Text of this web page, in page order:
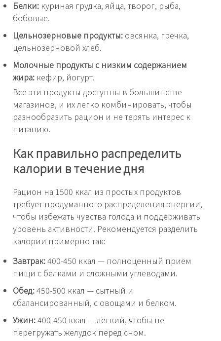
Белки: куриная грудка, яйца, творог, рыба,
бобовые.
Цельнозерновые продукты: овсянка, гречка,
цельнозерновой хлеб.
Молочные продукты с низким содержанием
жира: кефир, йогурт.
Все эти продукты доступны в большинстве
магазинов, и их легко комбинировать, чтобы
разнообразить рацион и не терять интерес к
питанию.
Как правильно распределить
калории в течение дня
Рацион на 1500 ккал из простых продуктов
требует продуманного распределения энергии,
чтобы избежать чувства голода и поддерживать
уровень активности. Рекомендуется разделить
калории примерно так:
Завтрак:400-450 ккал — полноценный прием
пищи с белками и сложными углеводами.
Обед:450-500 ккал — сытный и
сбалансированный, с овощами и белком.
Ужин:400-450 ккал — легкий, чтобы не
перегружать желудок перед сном.